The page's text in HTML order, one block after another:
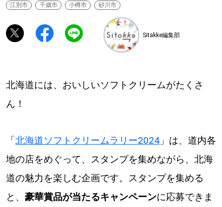
ゆるむ
LOCAL ローカルエリア
all
江別市
千歳市 小樽市 砂川市
Sitakke編集部
北海道には、おいしいソフトクリームがたくさ
ん！
「北海道ソフトクリームラリー2024」は、道内各
地の店をめぐって、スタンプを集めながら、北海
道の魅力を楽しむ企画です。スタンプを集める
と、 豪華賞品が当たるキャンペーンに応募できま